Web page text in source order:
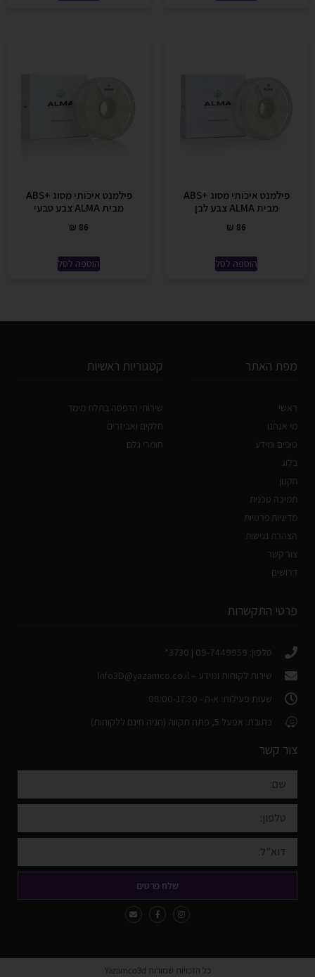
פילמנט איכותי מסוג +ABS
מבית ALMA צבע לבן
₪ 86
הוספה לסל
פילמנט איכותי מסוג +ABS
מבית ALMA צבע טבעי
₪ 86
הוספה לסל
מפת האתר
ראשי
מי אנחנו
טיפים ומידע
בלוג
תקנון
תמיכה טכנית
מדיניות פרטיות
הצהרת נגישות
צור קשר
דרושים
קטגוריות ראשיות
שירותי הדפסה בתלת מימד
חלקים ואביזרים
חומרי גלם
פרטי התקשרות
טלפון: 09-7449959 | 3730*
שירות לקוחות ומידע – Info3D@yazamco.co.il
שעות פעילות: א-ה - 08:00-17:30
כתובת: אפעל 5, פתח תקווה (חניה חינם ללקוחות)
צור קשר
שלח פרטים
כל הזכויות שמורות Yazamco3d